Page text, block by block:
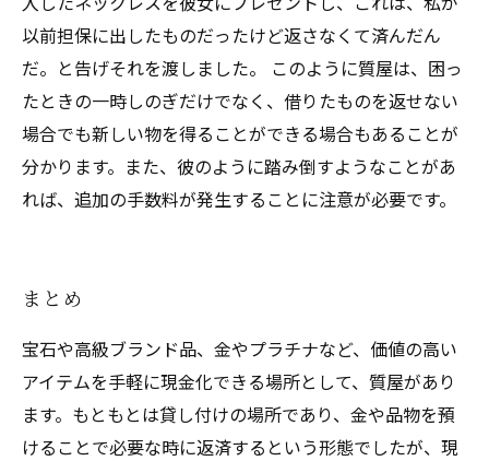
以前担保に出したものだったけど返さなくて済んだん
だ。と告げそれを渡しました。 このように質屋は、困っ
たときの一時しのぎだけでなく、借りたものを返せない
場合でも新しい物を得ることができる場合もあることが
分かります。また、彼のように踏み倒すようなことがあ
れば、追加の手数料が発生することに注意が必要です。
まとめ
宝石や高級ブランド品、金やプラチナなど、価値の高い
アイテムを手軽に現金化できる場所として、質屋があり
ます。もともとは貸し付けの場所であり、金や品物を預
けることで必要な時に返済するという形態でしたが、現